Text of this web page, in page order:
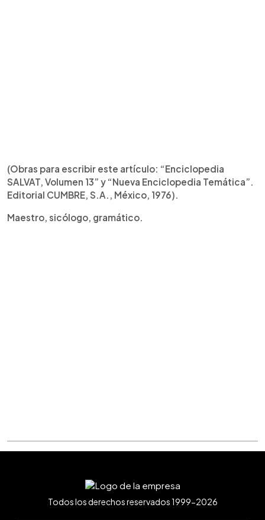
(Obras para escribir este artículo: “Enciclopedia
SALVAT, Volumen 13” y “Nueva Enciclopedia Temática”.
Editorial CUMBRE, S.A., México, 1976).
Maestro, sicólogo, gramático.
Todos los derechos reservados 1999-2026